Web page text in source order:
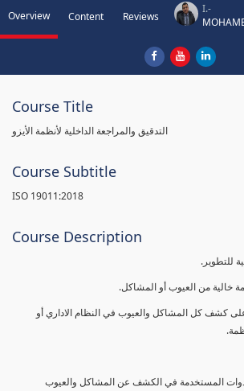
Overview Content Reviews
I.-
Course Title
التدقيق والمراجعة الداخلية لأنظمة الأيزو
Course Subtitle
ISO 19011:2018
Course Description
للتطوير.
خالية من العيوب أو المشاكل.
كشف كل المشاكل والعيوب في النظام الاداري أو
المستخدمة في الكشف عن المشاكل والعيوب